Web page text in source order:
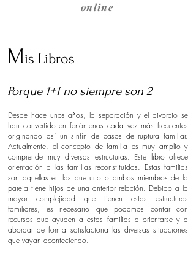
online
Mis Libros
Porque 1+1 no siempre son 2
Desde hace unos años, la separación y el divorcio se
han convertido en fenómenos cada vez más frecuentes
originando así un sinfín de casos de ruptura familiar.
Actualmente, el concepto de familia es muy amplio y
comprende muy diversas estructuras. Este libro ofrece
orientación a las familias reconstituidas. Estas familias
son aquellas en las que uno o ambos miembros de la
pareja tiene hijos de una anterior relación. Debido a la
mayor complejidad que tienen estas estructuras
familiares, es necesario que podamos contar con
recursos que ayuden a estas familias a orientarse y a
abordar de forma satisfactoria las diversas situaciones
que vayan aconteciendo.